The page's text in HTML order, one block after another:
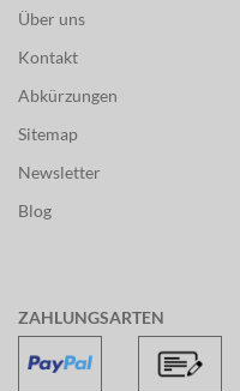
Über uns
Kontakt
Abkürzungen
Sitemap
Newsletter
Blog
ZAHLUNGSARTEN